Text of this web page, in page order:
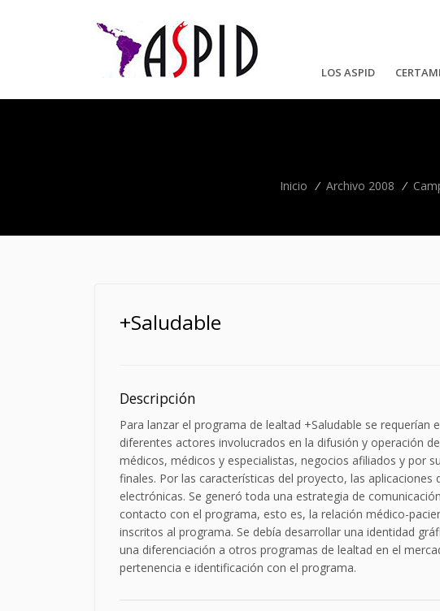
LOS ASPID
Inicio / Archivo 2008 /
+Saludable
Descripción
Para lanzar el programa de lealtad +Saludable se requerían
diferentes actores involucrados en la difusión y operación
médicos, médicos y especialistas, negocios afiliados y por
finales. Por las características del proyecto, las aplicaciones
electrónicas. Se generó toda una estrategia de
contacto con el programa, esto es, la relación médico-
inscritos al programa. Se debía desarrollar una identidad
una diferenciación a otros programas de lealtad en el
pertenencia e identificación con el programa.